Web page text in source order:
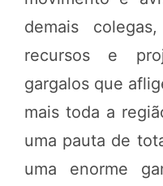
demais
recursos e
gargalos que
mais toda a
uma pauta de
uma enorme